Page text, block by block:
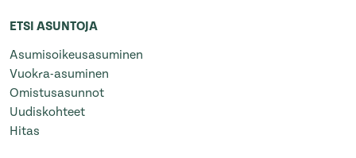
ETSI ASUNTOJA
Asumisoikeusasuminen
Vuokra-asuminen
Omistusasunnot
Uudiskohteet
Hitas